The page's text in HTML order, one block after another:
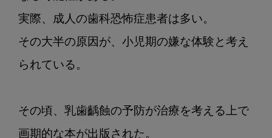
実際、成人の歯科恐怖症患者は多い。
その大半の原因が、小児期の嫌な体験と考え
られている。
その頃、乳歯齲蝕の予防が治療を考える上で
画期的な本が出版された。